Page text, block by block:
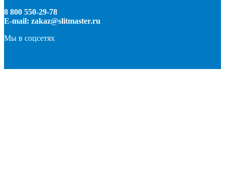
8 800 550-29-78
E-mail: zakaz@slitmaster.ru
Мы в соцсетях